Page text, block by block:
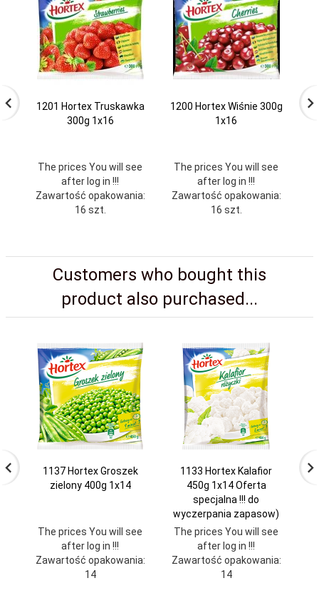
1201 Hortex Truskawka
300g 1x16
The prices You will see
after log in !!!
Zawartość opakowania:
16 szt.
1200 Hortex Wiśnie 300g
1x16
The prices You will see
after log in !!!
Zawartość opakowania:
16 szt.
Customers who bought this
product also purchased...
1137 Hortex Groszek
zielony 400g 1x14
The prices You will see
after log in !!!
Zawartość opakowania:
14
1133 Hortex Kalafior
450g 1x14 Oferta
specjalna !!! do
wyczerpania zapasow)
The prices You will see
after log in !!!
Zawartość opakowania:
14